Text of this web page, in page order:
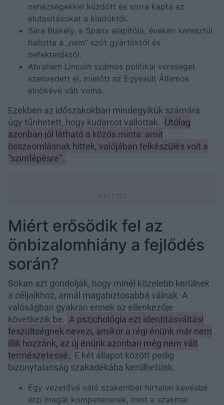
nehézségekkel küzdött és sorra kapta az
elutasításokat a kiadóktól.
Sara Blakely, a Spanx alapítója, éveken keresztül
hallotta a „nem” szót gyártóktól és
befektetőktől.
Abraham Lincoln számos politikai vereséget
szenvedett el, mielőtt az Egyesült Államok
elnökévé vált volna.
Ezekben az időszakokban mindegyikük számára
úgy tűnhetett, hogy kudarcot vallottak. Utólag
azonban jól látható a közös minta: amit
összeomlásnak hittek, valójában felkészülés volt a
“szintlépésre”.
Miért erősödik fel az
önbizalomhiány a fejlődés
során?
Sokan azt gondolják, hogy minél közelebb kerülnek
a céljaikhoz, annál magabiztosabbá válnak. A
valóságban gyakran ennek az ellenkezője
következik be. A pszichológia ezt identitásváltási
feszültségnek nevezi, amikor a régi énünk már nem
illik hozzánk, az új énünk azonban még nem vált
természetessé. E két állapot között pedig
bizonytalanság szakadékába kerülhetünk.
Egy vezetővé váló szakember hirtelen kevésbé
érzi magát kompetensnek, mint a szakmai